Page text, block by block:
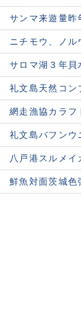
サンマ来遊量昨
ニチモウ、ノ
サロマ湖３年貝
礼文島天然コン
網走漁協カラフ
礼文島バフンウ
八戸港スルメ
鮮魚対面茨城色